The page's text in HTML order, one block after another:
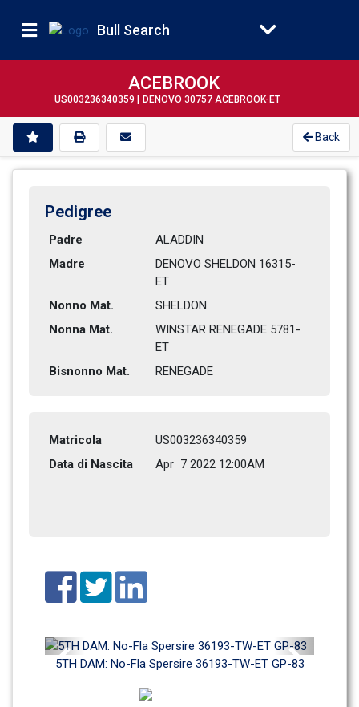
Bull Search
ACEBROOK
US003236340359 | DENOVO 30757 ACEBROOK-ET
Back
Pedigree
Padre
ALADDIN
Madre
DENOVO SHELDON 16315-
ET
Nonno Mat.
SHELDON
Nonna Mat.
WINSTAR RENEGADE 5781-
ET
Bisnonno Mat.
RENEGADE
Matricola
US003236340359
Data di Nascita
Apr  7 2022 12:00AM
5TH DAM: No-Fla Spersire 36193-TW-ET GP-83
Previous Next